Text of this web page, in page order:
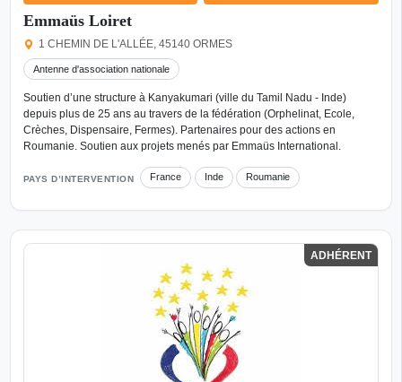
Emmaüs Loiret
1 CHEMIN DE L'ALLÉE, 45140 ORMES
Antenne d'association nationale
Soutien d’une structure à Kanyakumari (ville du Tamil Nadu - Inde)
depuis plus de 25 ans au travers de la fédération (Orphelinat, Ecole,
Crèches, Dispensaire, Fermes). Partenaires pour des actions en
Roumanie. Soutien aux projets menés par Emmaüs International.
PAYS D’INTERVENTION France Inde Roumanie
ADHÉRENT